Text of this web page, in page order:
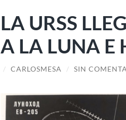
LA URSS
A LA LUNA E
/ CARLOSMESA / SIN